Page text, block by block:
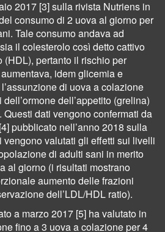
2017 [3] sulla rivista Nutriens in
consumo di 2 uova al giorno per
Tale consumo andava ad
il colesterolo così detto cattivo
(HDL), pertanto il rischio per
idem glicemia e
di uova a colazione
dell’appetito (grelina)
Questi dati vengono confermati da
pubblicato nell’anno 2018 sulla
vengono valutati gli effetti sui livelli
di adulti sani in merito
al giorno (i risultati mostrano
aumento delle frazioni
dell’LDL/HDL ratio).
a marzo 2017 [5] ha valutato in
fino a 3 uova a colazione per 4